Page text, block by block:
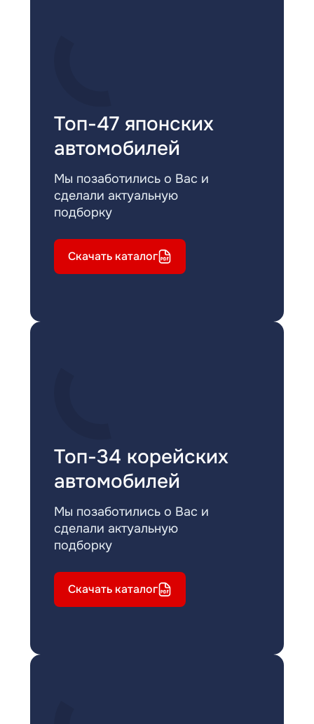
Топ-47 японских
автомобилей
Мы позаботились о Вас и
сделали актуальную
подборку
Скачать каталог
Топ-34 корейских
автомобилей
Мы позаботились о Вас и
сделали актуальную
подборку
Скачать каталог